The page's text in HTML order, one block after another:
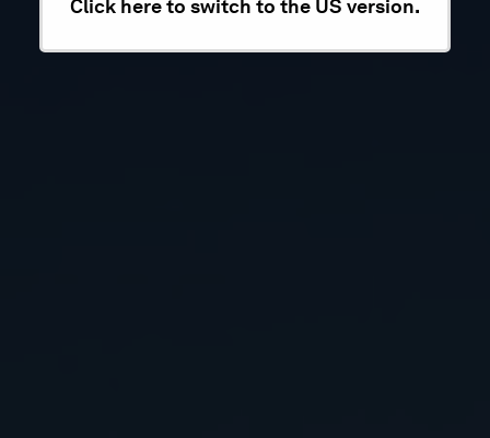
Click here to switch to the US version.